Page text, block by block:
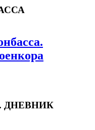
ДНЕВНИК